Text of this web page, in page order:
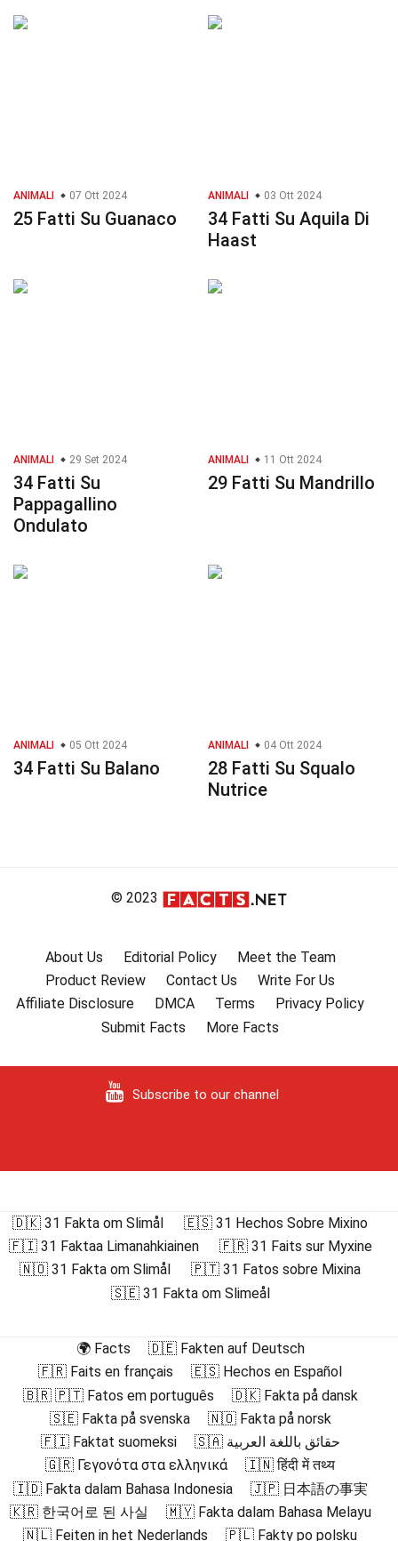
ANIMALI 07 Ott 2024
25 Fatti Su Guanaco
ANIMALI 03 Ott 2024
34 Fatti Su Aquila Di
Haast
ANIMALI 29 Set 2024
34 Fatti Su
Pappagallino
Ondulato
ANIMALI 11 Ott 2024
29 Fatti Su Mandrillo
ANIMALI 05 Ott 2024
34 Fatti Su Balano
ANIMALI 04 Ott 2024
28 Fatti Su Squalo
Nutrice
© 2023
About Us Editorial Policy
Meet the Team
Product Review
Contact Us
Write For Us
Affiliate Disclosure
DMCA Terms
Privacy Policy
Submit Facts
More Facts
Subscribe to our channel
🇩🇰 31 Fakta om Slimål
🇪🇸 31 Hechos Sobre Mixino
🇫🇮 31 Faktaa Limanahkiainen
🇫🇷 31 Faits sur Myxine
🇳🇴 31 Fakta om Slimål
🇵🇹 31 Fatos sobre Mixina
🇸🇪 31 Fakta om Slimeål
🌍 Facts
🇩🇪 Fakten auf Deutsch
🇫🇷 Faits en français
🇪🇸 Hechos en Español
🇧🇷 🇵🇹 Fatos em português
🇩🇰 Fakta på dansk
🇸🇪 Fakta på svenska
🇳🇴 Fakta på norsk
🇫🇮 Faktat suomeksi
🇸🇦 حقائق باللغة العربية
🇬🇷 Γεγονότα στα ελληνικά
🇮🇳 हिंदी में तथ्य
🇮🇩 Fakta dalam Bahasa Indonesia
🇯🇵 日本語の事実
🇰🇷 한국어로 된 사실
🇲🇾 Fakta dalam Bahasa Melayu
🇳🇱 Feiten in het Nederlands
🇵🇱 Fakty po polsku